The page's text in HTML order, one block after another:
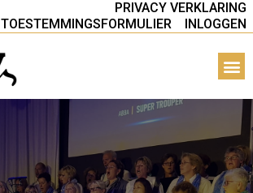
PRIVACY VERKLARING
TOESTEMMINGSFORMULIER
INLOGGEN